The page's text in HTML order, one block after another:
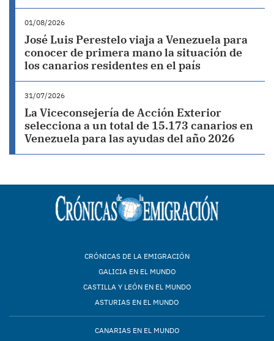
01/08/2026
José Luis Perestelo viaja a Venezuela para
conocer de primera mano la situación de
los canarios residentes en el país
31/07/2026
La Viceconsejería de Acción Exterior
selecciona a un total de 15.173 canarios en
Venezuela para las ayudas del año 2026
CRÓNICAS DE LA EMIGRACIÓN
GALICIA EN EL MUNDO
CASTILLA Y LEÓN EN EL MUNDO
ASTURIAS EN EL MUNDO
CANARIAS EN EL MUNDO